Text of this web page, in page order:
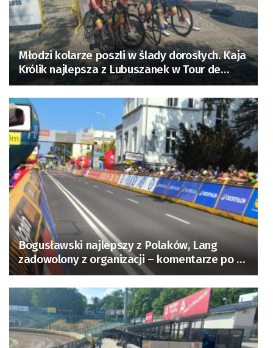
Młodzi kolarze poszli w ślady dorosłych. Kaja
Królik najlepsza z Lubuszanek w Tour de
Pologne Junior
Bogusławski najlepszy z Polaków, Lang
zadowolony z organizacji – komentarze po 3.
etapie Tour de Pologne